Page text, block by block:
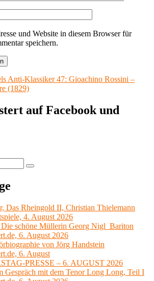
und Website in diesem Browser für
speichern.
Anti-Klassiker 47: Gioachino Rossini –
(1829)
auf Facebook und
Suchen
Das Rheingold II, Christian Thielemann
4. August 2026
Die schöne Müllerin Georg Nigl Bariton
6. August 2026
von Jörg Handstein
6. August
PRESSE – 6. AUGUST 2026
Gespräch mit dem Tenor Long Long, Teil I